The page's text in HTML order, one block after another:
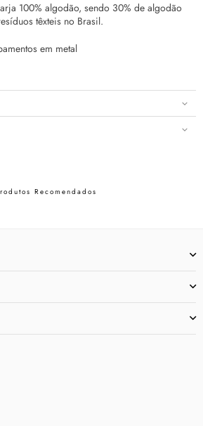
100% algodão, sendo 30% de algodão
têxteis no Brasil.
em metal
Recomendados